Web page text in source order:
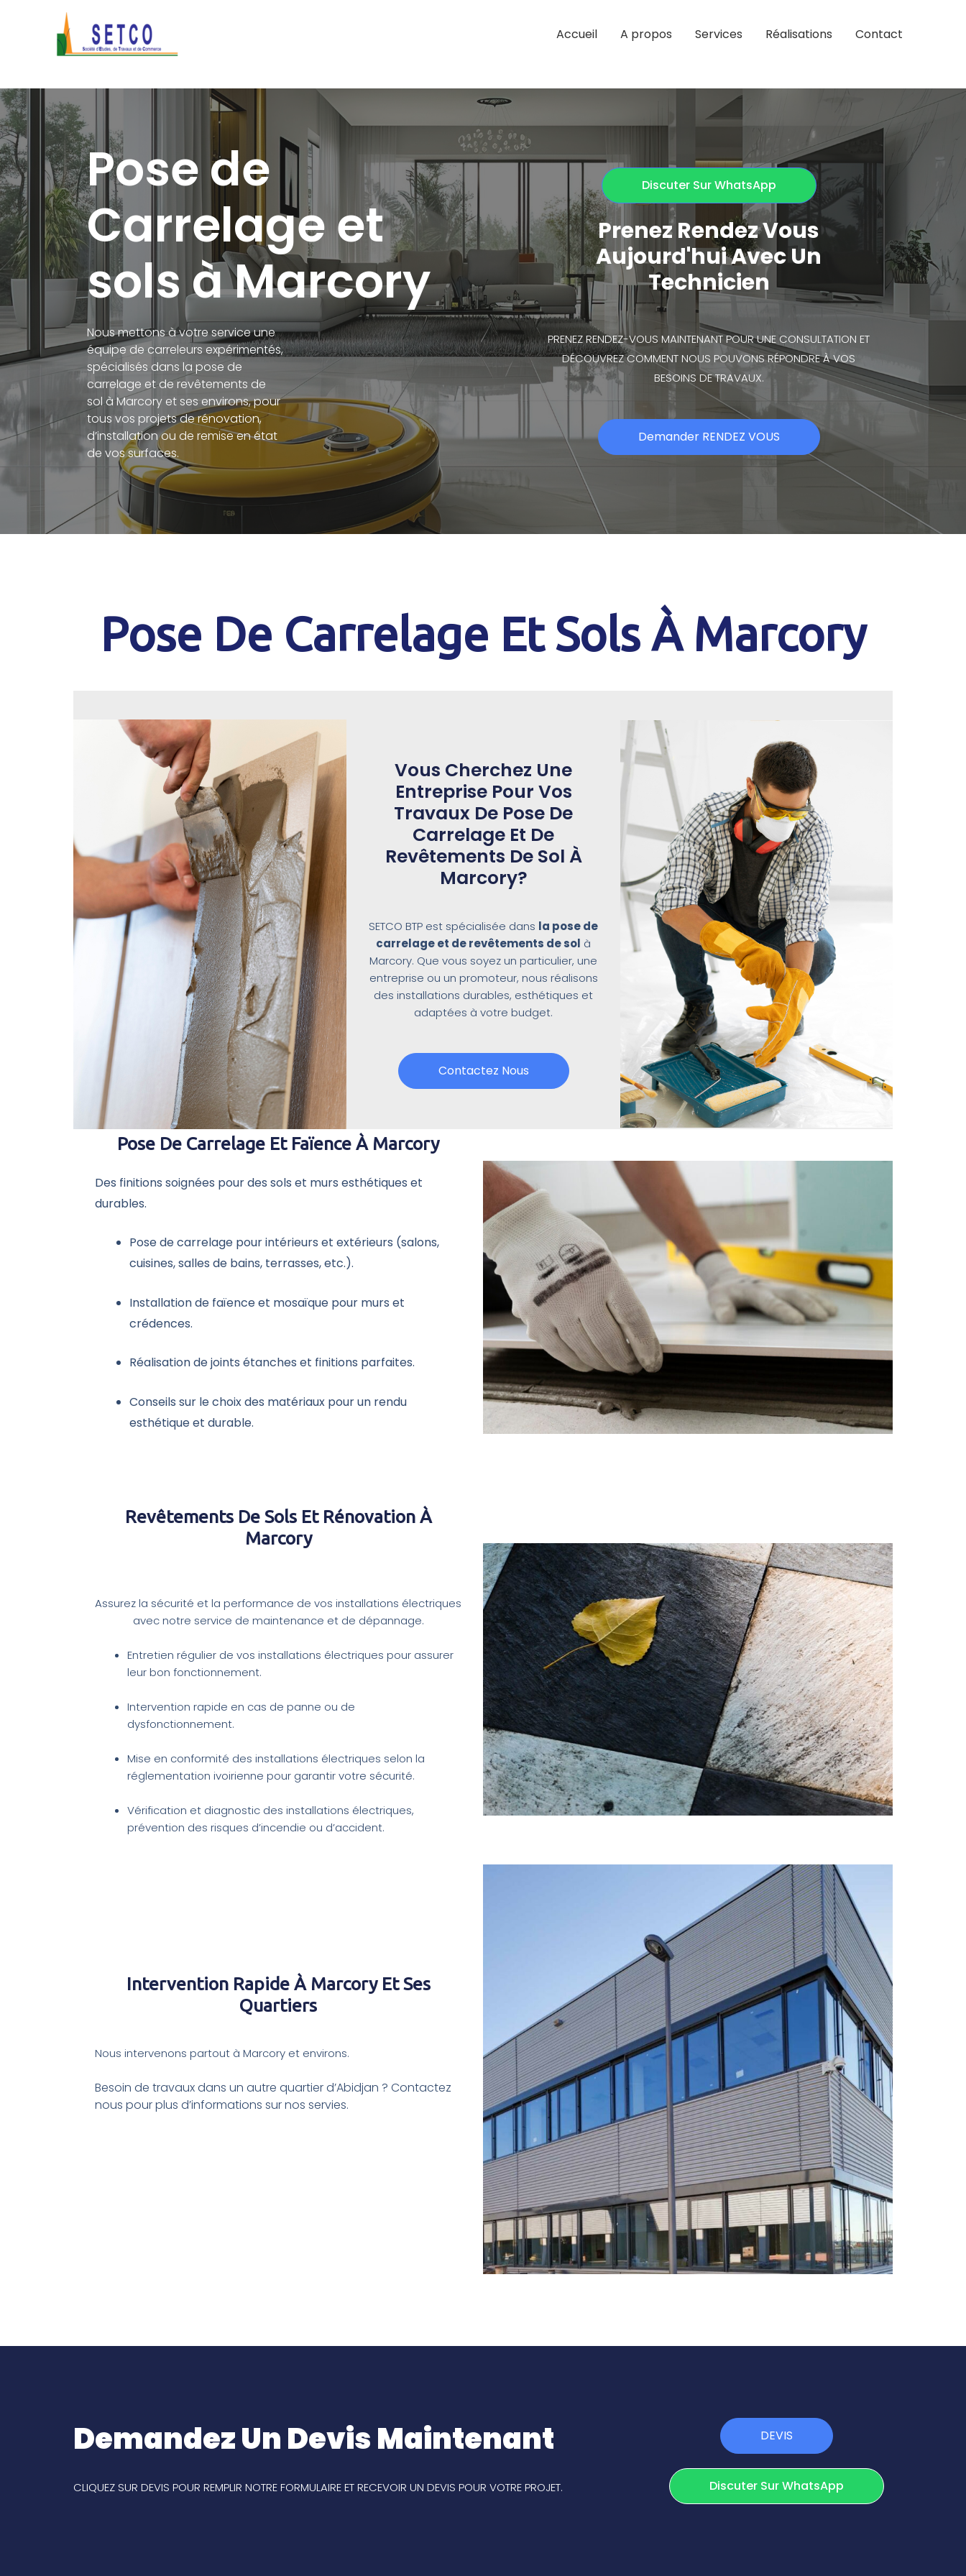
Accueil A propos Services Réalisations Contact
Pose de
Carrelage et
sols à Marcory
Nous mettons à votre service une
équipe de carreleurs expérimentés,
spécialisés dans la pose de
carrelage et de revêtements de
sol à Marcory et ses environs, pour
tous vos projets de rénovation,
d’installation ou de remise en état
de vos surfaces.
Discuter Sur WhatsApp
Prenez Rendez Vous
Aujourd'hui Avec Un
Technicien
PRENEZ RENDEZ-VOUS MAINTENANT POUR UNE CONSULTATION ET
DÉCOUVREZ COMMENT NOUS POUVONS RÉPONDRE À VOS
BESOINS DE TRAVAUX.
Demander RENDEZ VOUS
Pose De Carrelage Et Sols À Marcory
Vous Cherchez Une
Entreprise Pour Vos
Travaux De Pose De
Carrelage Et De
Revêtements De Sol À
Marcory?
SETCO BTP est spécialisée dans la pose de
carrelage et de revêtements de sol à
Marcory. Que vous soyez un particulier, une
entreprise ou un promoteur, nous réalisons
des installations durables, esthétiques et
adaptées à votre budget.
Contactez Nous
Pose De Carrelage Et Faïence À Marcory
Des finitions soignées pour des sols et murs esthétiques et
durables.
Pose de carrelage pour intérieurs et extérieurs (salons,
cuisines, salles de bains, terrasses, etc.).
Installation de faïence et mosaïque pour murs et
crédences.
Réalisation de joints étanches et finitions parfaites.
Conseils sur le choix des matériaux pour un rendu
esthétique et durable.
Revêtements De Sols Et Rénovation À
Marcory
Assurez la sécurité et la performance de vos installations électriques
avec notre service de maintenance et de dépannage.
Entretien régulier de vos installations électriques pour assurer
leur bon fonctionnement.
Intervention rapide en cas de panne ou de
dysfonctionnement.
Mise en conformité des installations électriques selon la
réglementation ivoirienne pour garantir votre sécurité.
Vérification et diagnostic des installations électriques,
prévention des risques d’incendie ou d’accident.
Intervention Rapide À Marcory Et Ses
Quartiers
Nous intervenons partout à Marcory et environs.
Besoin de travaux dans un autre quartier d’Abidjan ? Contactez
nous pour plus d’informations sur nos servies.
Demandez Un Devis Maintenant
CLIQUEZ SUR DEVIS POUR REMPLIR NOTRE FORMULAIRE ET RECEVOIR UN DEVIS POUR VOTRE PROJET.
DEVIS
Discuter Sur WhatsApp